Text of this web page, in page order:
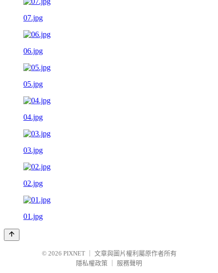
07.jpg
06.jpg
05.jpg
04.jpg
03.jpg
02.jpg
01.jpg
© 2026 PIXNET
文章與圖片權利屬原作者所有
隱私權政策
服務聲明